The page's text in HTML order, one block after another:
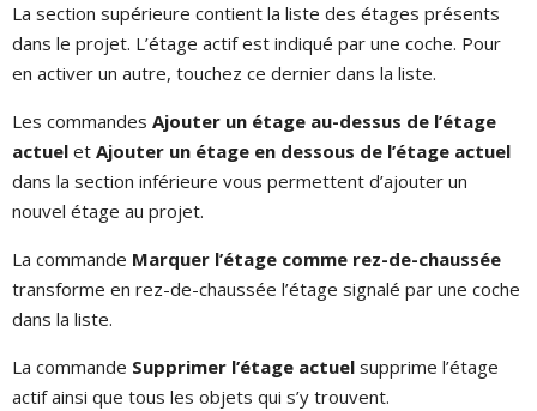
La section supérieure contient la liste des étages présents
dans le projet. L’étage actif est indiqué par une coche. Pour
en activer un autre, touchez ce dernier dans la liste.
Les commandes Ajouter un étage au-dessus de l’étage
actuel et Ajouter un étage en dessous de l’étage actuel
dans la section inférieure vous permettent d’ajouter un
nouvel étage au projet.
La commande Marquer l’étage comme rez-de-chaussée
transforme en rez-de-chaussée l’étage signalé par une coche
dans la liste.
La commande Supprimer l’étage actuel supprime l’étage
actif ainsi que tous les objets qui s’y trouvent.